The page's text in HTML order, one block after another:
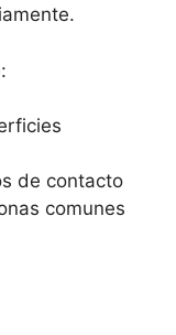
de contacto
comunes